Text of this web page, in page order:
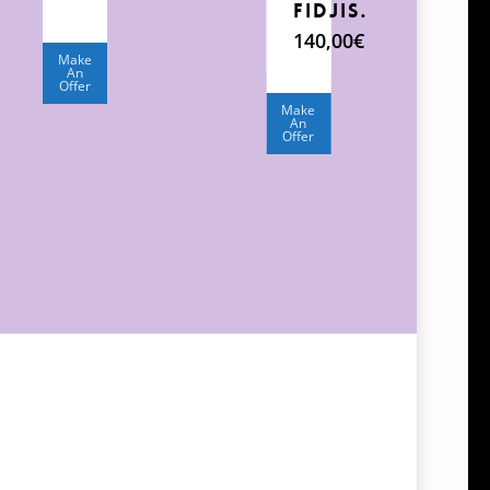
Make
An
Offer
Fidjis.
140,00€
Make
An
Offer